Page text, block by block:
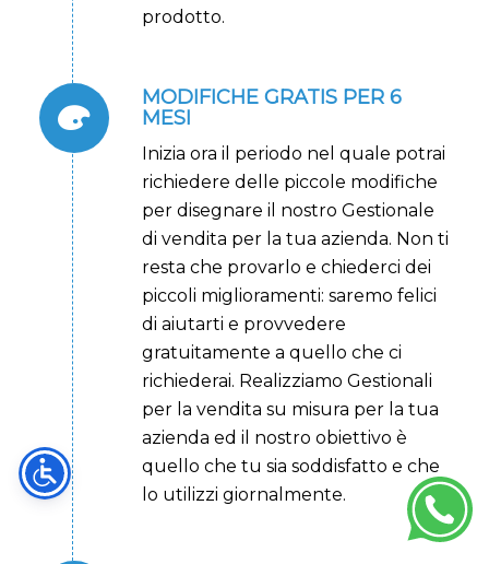
prodotto.
MODIFICHE GRATIS PER 6
MESI
Inizia ora il periodo nel quale potrai
richiedere delle piccole modifiche
per disegnare il nostro Gestionale
di vendita per la tua azienda. Non ti
resta che provarlo e chiederci dei
piccoli miglioramenti: saremo felici
di aiutarti e provvedere
gratuitamente a quello che ci
richiederai. Realizziamo Gestionali
per la vendita su misura per la tua
azienda ed il nostro obiettivo è
quello che tu sia soddisfatto e che
lo utilizzi giornalmente.